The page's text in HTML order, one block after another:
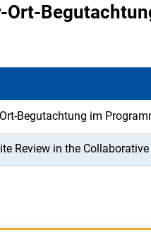
Begutachtung im
Review in the